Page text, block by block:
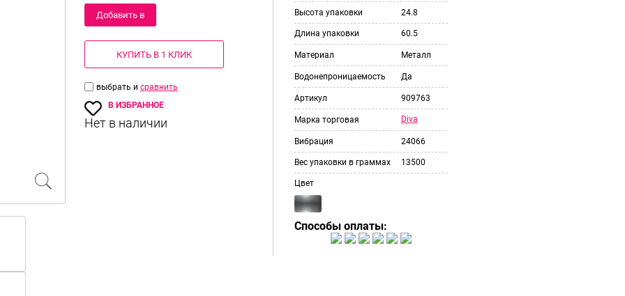
Добавить в
корзину
КУПИТЬ В 1 КЛИК
выбрать и сравнить
В ИЗБРАННОЕ
Высота упаковки 24.8
Длина упаковки 60.5
Материал Металл
Водонепроницаемость Да
Артикул 909763
Марка торговая Diva
Вибрация 24066
Вес упаковки в граммах 13500
Цвет
Способы оплаты: